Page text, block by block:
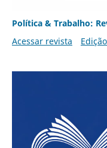
Política & Trabalho:
Acessar revista